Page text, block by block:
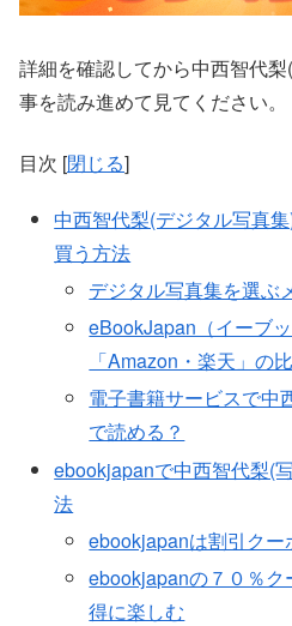
詳細を確認してから中西智代
事を読み進めて見てください。
目次 [閉じる]
中西智代梨(デジタル写真
買う方法
デジタル写真集を選ぶ
eBookJapan（イーブ
「Amazon・楽天」の
電子書籍サービスで中
で読める？
ebookjapanで中西智代梨(
法
ebookjapanは割引クー
ebookjapanの７０％
得に楽しむ